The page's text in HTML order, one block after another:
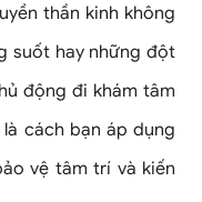
thần kinh không
suốt hay những đột
động đi khám tâm
cách bạn áp dụng
vệ tâm trí và kiến